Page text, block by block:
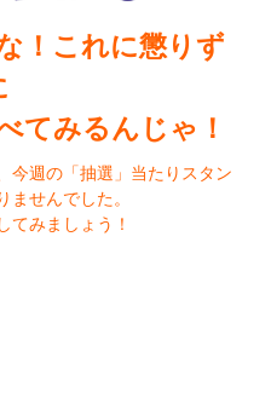
！これに懲りず
てみるんじゃ！
今週の「抽選」当たりスタン
ませんでした。
てみましょう！